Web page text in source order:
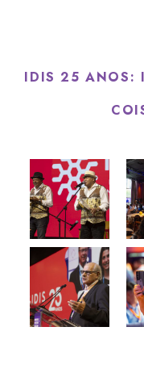
IDIS 25 ANOS: